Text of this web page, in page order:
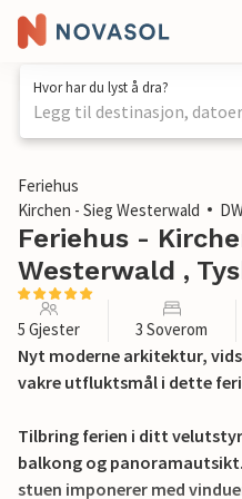
Hvor har du lyst å dra?
Legg til destinasjon,
1 / 21
Feriehus
Kirchen - Sieg Westerwald
Feriehus -
Westerwald ,
5 Gjester 3 Soverom
Nyt moderne arkitektur,
vakre utfluktsmål i dette
Tilbring ferien i ditt
balkong og
stuen imponerer med